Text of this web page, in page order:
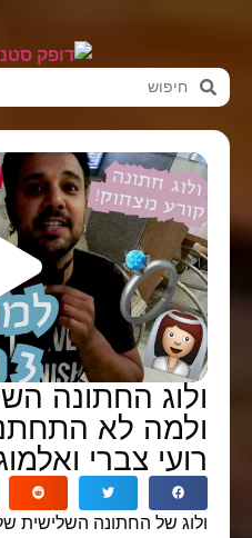
החתונה
לא התחתנו
צברי ואלמוג
של החתונה השלישית שלנו!